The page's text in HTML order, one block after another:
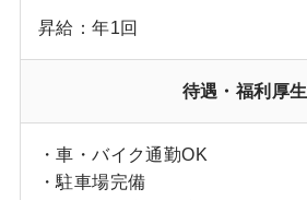
昇給：年1回
待遇・福利厚生
・車・バイク通勤OK
・駐車場完備